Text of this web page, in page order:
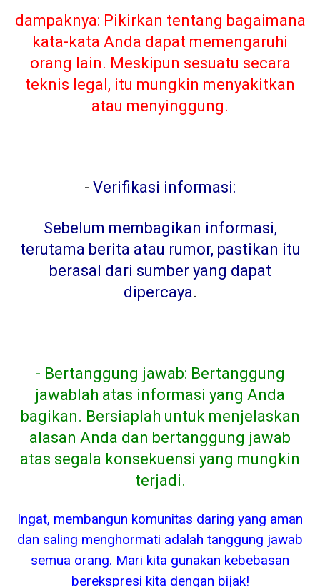
dampaknya: Pikirkan tentang bagaimana
kata-kata Anda dapat memengaruhi
orang lain. Meskipun sesuatu secara
teknis legal, itu mungkin menyakitkan
atau menyinggung.
- Verifikasi informasi:
Sebelum membagikan informasi,
terutama berita atau rumor, pastikan itu
berasal dari sumber yang dapat
dipercaya.
- Bertanggung jawab: Bertanggung
jawablah atas informasi yang Anda
bagikan. Bersiaplah untuk menjelaskan
alasan Anda dan bertanggung jawab
atas segala konsekuensi yang mungkin
terjadi.
Ingat, membangun komunitas daring yang aman
dan saling menghormati adalah tanggung jawab
semua orang. Mari kita gunakan kebebasan
berekspresi kita dengan bijak!